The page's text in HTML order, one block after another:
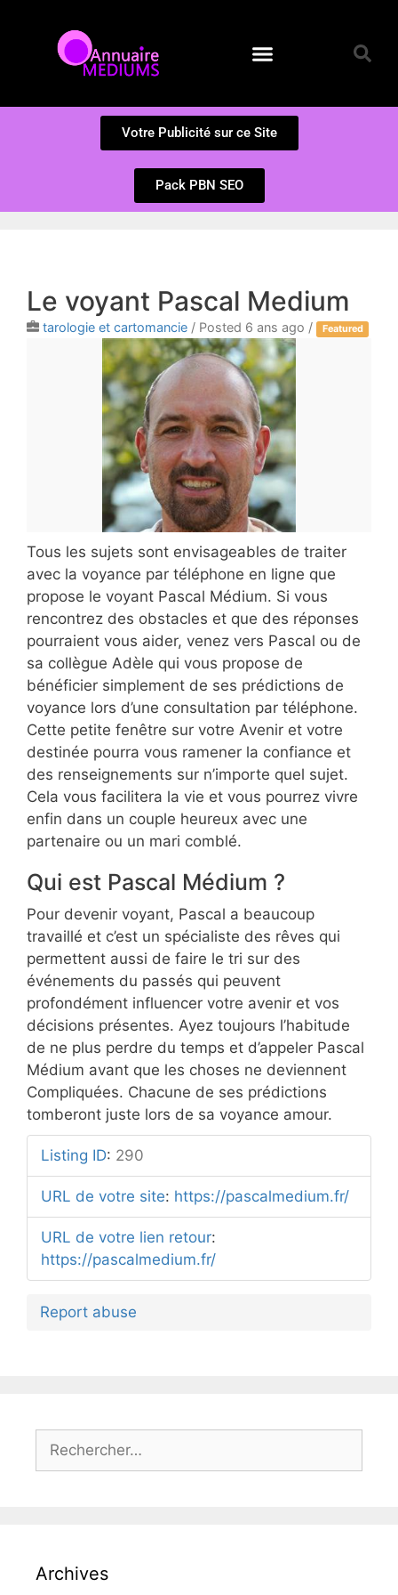
Votre Publicité sur ce Site
Pack PBN SEO
Le voyant Pascal Medium
tarologie et cartomancie / Posted 6 ans ago / Featured
Tous les sujets sont envisageables de traiter
avec la voyance par téléphone en ligne que
propose le voyant Pascal Médium. Si vous
rencontrez des obstacles et que des réponses
pourraient vous aider, venez vers Pascal ou de
sa collègue Adèle qui vous propose de
bénéficier simplement de ses prédictions de
voyance lors d’une consultation par téléphone.
Cette petite fenêtre sur votre Avenir et votre
destinée pourra vous ramener la confiance et
des renseignements sur n’importe quel sujet.
Cela vous facilitera la vie et vous pourrez vivre
enfin dans un couple heureux avec une
partenaire ou un mari comblé.
Qui est Pascal Médium ?
Pour devenir voyant, Pascal a beaucoup
travaillé et c’est un spécialiste des rêves qui
permettent aussi de faire le tri sur des
événements du passés qui peuvent
profondément influencer votre avenir et vos
décisions présentes. Ayez toujours l’habitude
de ne plus perdre du temps et d’appeler Pascal
Médium avant que les choses ne deviennent
Compliquées. Chacune de ses prédictions
tomberont juste lors de sa voyance amour.
Listing ID: 290
URL de votre site: https://pascalmedium.fr/
URL de votre lien retour:
https://pascalmedium.fr/
Report abuse
Archives